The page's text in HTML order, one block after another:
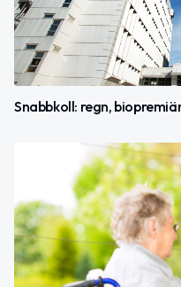
Snabbkoll: regn,